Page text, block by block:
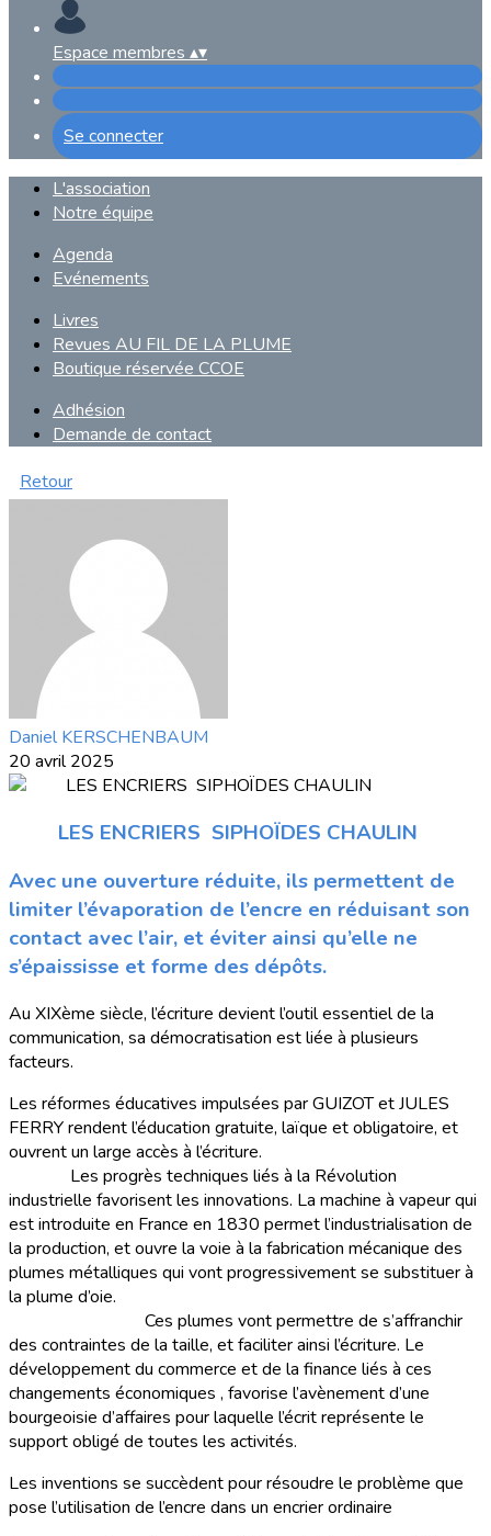
Espace membres ▴▾
Se connecter
L'association
Notre équipe
Agenda
Evénements
Livres
Revues AU FIL DE LA PLUME
Boutique réservée CCOE
Adhésion
Demande de contact
Retour
Daniel KERSCHENBAUM
20 avril 2025
LES ENCRIERS SIPHOÏDES CHAULIN
Avec une ouverture réduite, ils permettent de
limiter l’évaporation de l’encre en réduisant son
contact avec l’air, et éviter ainsi qu’elle ne
s’épaississe et forme des dépôts.
Au XIXème siècle, l’écriture devient l’outil essentiel de la
communication, sa démocratisation est liée à plusieurs
facteurs.
Les réformes éducatives impulsées par GUIZOT et JULES
FERRY rendent l’éducation gratuite, laïque et obligatoire, et
ouvrent un large accès à l’écriture.
Les progrès techniques liés à la Révolution
industrielle favorisent les innovations. La machine à vapeur qui
est introduite en France en 1830 permet l’industrialisation de
la production, et ouvre la voie à la fabrication mécanique des
plumes métalliques qui vont progressivement se substituer à
la plume d’oie.
Ces plumes vont permettre de s’affranchir
des contraintes de la taille, et faciliter ainsi l’écriture. Le
développement du commerce et de la finance liés à ces
changements économiques , favorise l’avènement d’une
bourgeoisie d’affaires pour laquelle l’écrit représente le
support obligé de toutes les activités.
Les inventions se succèdent pour résoudre le problème que
pose l’utilisation de l’encre dans un encrier ordinaire